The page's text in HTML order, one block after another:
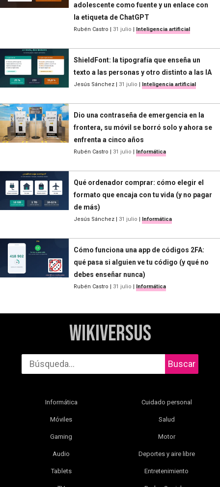
adolescente como fuente y un enlace con
la etiqueta de ChatGPT
Rubén Castro 31 julio Inteligencia artificial
ShieldFont: la tipografía que enseña un
texto a las personas y otro distinto a las IA
Jesús Sánchez 31 julio Inteligencia artificial
Dio una contraseña de emergencia en la
frontera, su móvil se borró solo y ahora se
enfrenta a cinco años
Rubén Castro 31 julio Informática
Qué ordenador comprar: cómo elegir el
formato que encaja con tu vida (y no pagar
de más)
Jesús Sánchez 31 julio Informática
Cómo funciona una app de códigos 2FA:
qué pasa si alguien ve tu código (y qué no
debes enseñar nunca)
Rubén Castro 31 julio Informática
WikiVersus
Buscar
Informática
Móviles
Gaming
Audio
Tablets
Cuidado personal
Salud
Motor
Deportes y aire libre
Entretenimiento